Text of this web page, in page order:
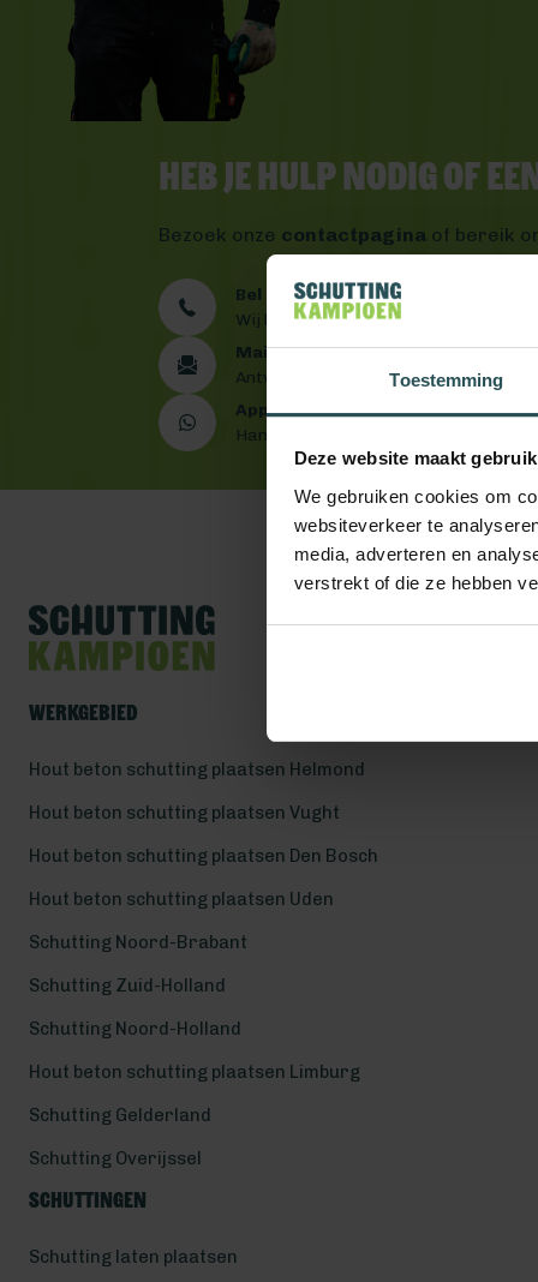
Toestemming
Deze website maakt
We gebruiken cookies om
websiteverkeer te
media, adverteren en
verstrekt of die ze hebben
Heb je hulp nodig of
Bezoek onze contactpagina of bereik
Bel ons 0492 - 313 008
Wij helpen je graag verder
Mail ons
Antwoord binnen één werkdag
App ons
Handig toch?
Werkgebied
Hout beton schutting plaatsen Helmond
Hout beton schutting plaatsen Vught
Hout beton schutting plaatsen Den Bosch
Hout beton schutting plaatsen Uden
Schutting Noord-Brabant
Schutting Zuid-Holland
Schutting Noord-Holland
Hout beton schutting plaatsen Limburg
Schutting Gelderland
Schutting Overijssel
Schuttingen
Schutting laten plaatsen